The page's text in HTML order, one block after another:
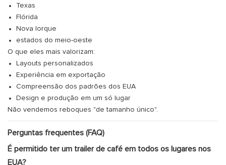
Texas
Flórida
Nova Iorque
estados do meio-oeste
O que eles mais valorizam:
Layouts personalizados
Experiência em exportação
Compreensão dos padrões dos EUA
Design e produção em um só lugar
Não vendemos reboques "de tamanho único".
Perguntas frequentes (FAQ)
É permitido ter um trailer de café em todos os lugares nos
EUA?